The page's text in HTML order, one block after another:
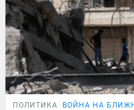
ПОЛИТИКА ВОЙНА НА